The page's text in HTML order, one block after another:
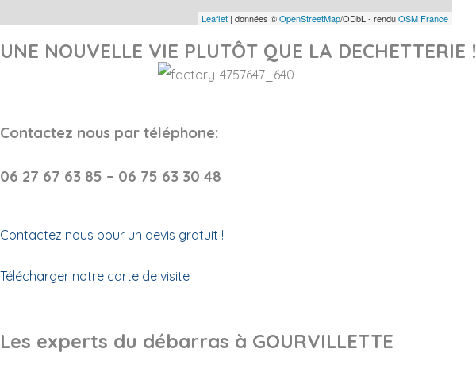
Leaflet | données ©OpenStreetMap/ODbL - renduOSM France
UNE NOUVELLE VIE PLUTÔT QUE LA DECHETTERIE !
Contactez nous par téléphone:
06 27 67 63 85 – 06 75 63 30 48
Contactez nous pour un devis gratuit !
Télécharger notre carte de visite
Les experts du débarras à GOURVILLETTE